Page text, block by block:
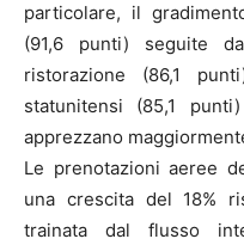
particolare, il
(91,6 punti) seguite
ristorazione (86,1
statunitensi (85,1
apprezzano
Le prenotazioni aeree
una crescita del 18%
trainata dal flusso